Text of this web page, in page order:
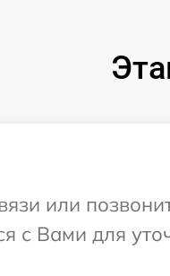
или
с Вами для